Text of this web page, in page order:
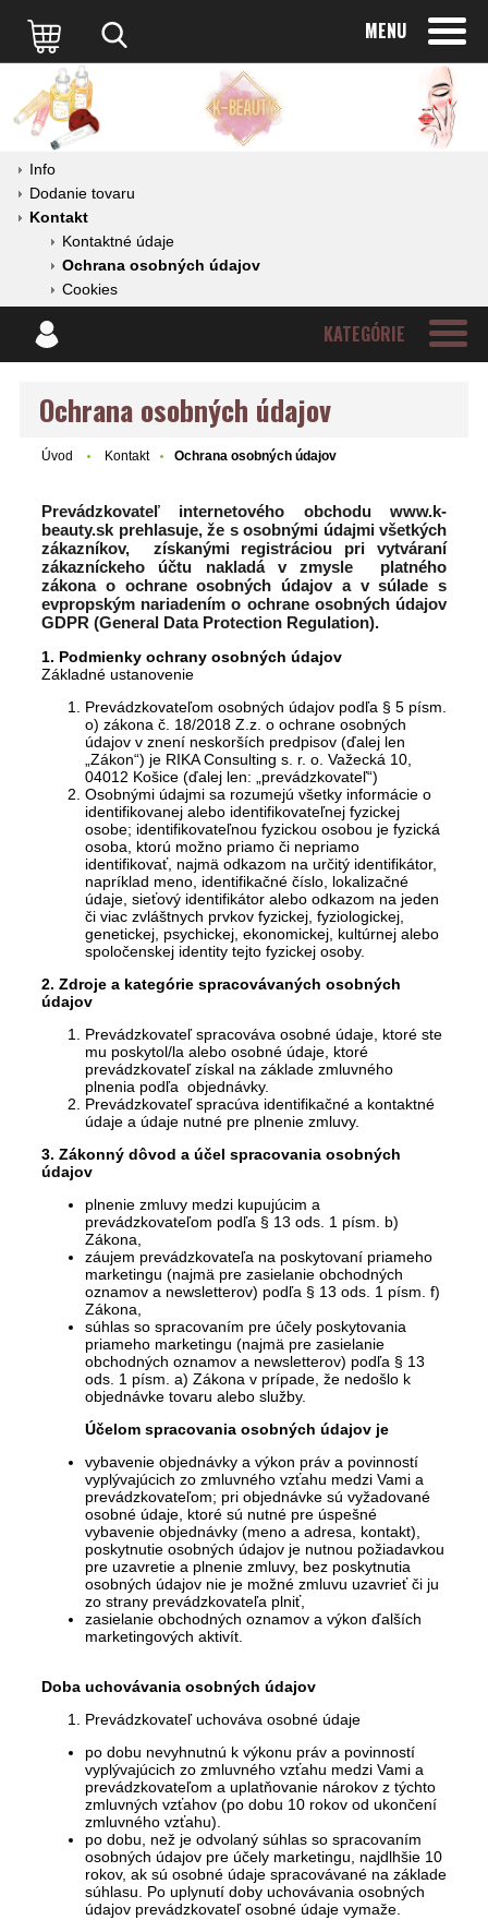
MENU
Info
Dodanie tovaru
Kontakt
Kontaktné údaje
Ochrana osobných údajov
Cookies
KATEGÓRIE
Ochrana osobných údajov
Úvod Kontakt Ochrana osobných údajov
Prevádzkovateľ internetového obchodu www.k-
beauty.sk prehlasuje, že s osobnými údajmi všetkých
zákazníkov, získanými registráciou pri vytváraní
zákazníckeho účtu nakladá v zmysle platného
zákona o ochrane osobných údajov a v súlade s
evpropským nariadením o ochrane osobných údajov
GDPR (General Data Protection Regulation).
1. Podmienky ochrany osobných údajov
Základné ustanovenie
Prevádzkovateľom osobných údajov podľa § 5 písm.
o) zákona č. 18/2018 Z.z. o ochrane osobných
údajov v znení neskorších predpisov (ďalej len
„Zákon“) je RIKA Consulting s. r. o. Važecká 10,
04012 Košice (ďalej len: „prevádzkovateľ“)
Osobnými údajmi sa rozumejú všetky informácie o
identifikovanej alebo identifikovateľnej fyzickej
osobe; identifikovateľnou fyzickou osobou je fyzická
osoba, ktorú možno priamo či nepriamo
identifikovať, najmä odkazom na určitý identifikátor,
napríklad meno, identifikačné číslo, lokalizačné
údaje, sieťový identifikátor alebo odkazom na jeden
či viac zvláštnych prvkov fyzickej, fyziologickej,
genetickej, psychickej, ekonomickej, kultúrnej alebo
spoločenskej identity tejto fyzickej osoby.
2. Zdroje a kategórie spracovávaných osobných
údajov
Prevádzkovateľ spracováva osobné údaje, ktoré ste
mu poskytol/la alebo osobné údaje, ktoré
prevádzkovateľ získal na základe zmluvného
plnenia podľa objednávky.
Prevádzkovateľ spracúva identifikačné a kontaktné
údaje a údaje nutné pre plnenie zmluvy.
3. Zákonný dôvod a účel spracovania osobných
údajov
plnenie zmluvy medzi kupujúcim a
prevádzkovateľom podľa § 13 ods. 1 písm. b)
Zákona,
záujem prevádzkovateľa na poskytovaní priameho
marketingu (najmä pre zasielanie obchodných
oznamov a newsletterov) podľa § 13 ods. 1 písm. f)
Zákona,
súhlas so spracovaním pre účely poskytovania
priameho marketingu (najmä pre zasielanie
obchodných oznamov a newsletterov) podľa § 13
ods. 1 písm. a) Zákona v prípade, že nedošlo k
objednávke tovaru alebo služby.
Účelom spracovania osobných údajov je
vybavenie objednávky a výkon práv a povinností
vyplývajúcich zo zmluvného vzťahu medzi Vami a
prevádzkovateľom; pri objednávke sú vyžadované
osobné údaje, ktoré sú nutné pre úspešné
vybavenie objednávky (meno a adresa, kontakt),
poskytnutie osobných údajov je nutnou požiadavkou
pre uzavretie a plnenie zmluvy, bez poskytnutia
osobných údajov nie je možné zmluvu uzavrieť či ju
zo strany prevádzkovateľa plniť,
zasielanie obchodných oznamov a výkon ďalších
marketingových aktivít.
Doba uchovávania osobných údajov
Prevádzkovateľ uchováva osobné údaje
po dobu nevyhnutnú k výkonu práv a povinností
vyplývajúcich zo zmluvného vzťahu medzi Vami a
prevádzkovateľom a uplatňovanie nárokov z týchto
zmluvných vzťahov (po dobu 10 rokov od ukončení
zmluvného vzťahu).
po dobu, než je odvolaný súhlas so spracovaním
osobných údajov pre účely marketingu, najdlhšie 10
rokov, ak sú osobné údaje spracovávané na základe
súhlasu. Po uplynutí doby uchovávania osobných
údajov prevádzkovateľ osobné údaje vymaže.